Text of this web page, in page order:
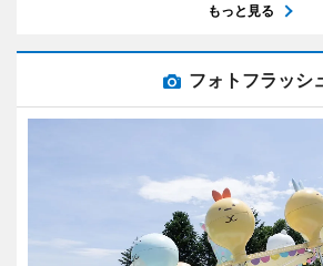
もっと見る
フォトフラッシ